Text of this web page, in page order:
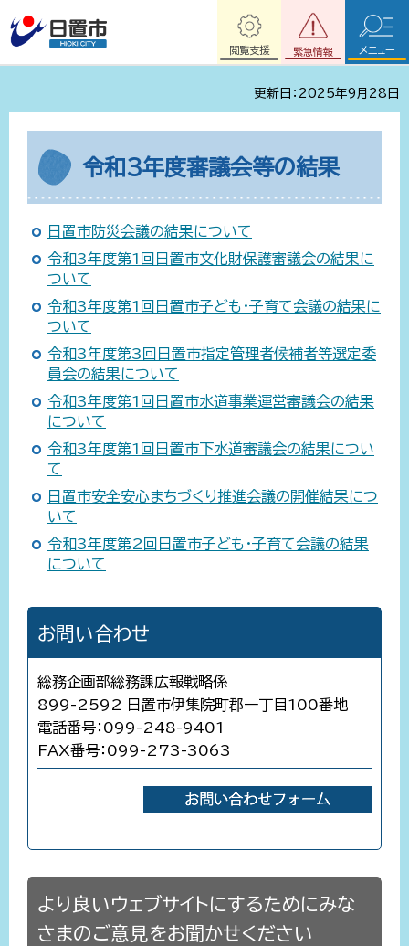
緊急情報
閲覧支援 メニュー
更新日：2025年9月28日
令和3年度審議会等の結果
日置市防災会議の結果について
令和3年度第1回日置市文化財保護審議会の結果に
ついて
令和3年度第1回日置市子ども・子育て会議の結果に
ついて
令和3年度第3回日置市指定管理者候補者等選定委
員会の結果について
令和3年度第1回日置市水道事業運営審議会の結果
について
令和3年度第1回日置市下水道審議会の結果につい
て
日置市安全安心まちづくり推進会議の開催結果につ
いて
令和3年度第2回日置市子ども・子育て会議の結果
について
お問い合わせ
総務企画部総務課広報戦略係
899-2592 日置市伊集院町郡一丁目100番地
電話番号：099-248-9401
FAX番号：099-273-3063
より良いウェブサイトにするためにみな
さまのご意見をお聞かせください